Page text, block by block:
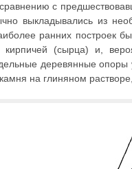
с
выкладывались из
ранних построек
(сырца) и,
деревянные
камня на глиняном